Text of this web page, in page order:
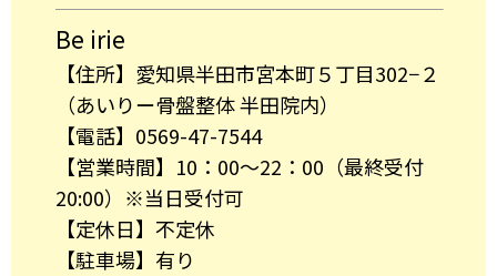
Be irie
【住所】愛知県半田市宮本町５丁目302−２
（あいりー骨盤整体 半田院内）
【電話】0569-47-7544
【営業時間】10：00～22：00（最終受付
20:00）※当日受付可
【定休日】不定休
【駐車場】有り